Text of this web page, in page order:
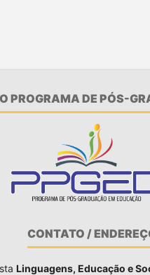
PROGRAMA DE PÓS-
CONTATO /
Linguagens, Educação e